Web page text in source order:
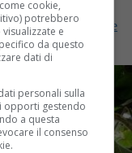
ha affrontato le
cookie,
potrebbero
e
da questo
dati di
personali sulla
opporti gestendo
a questa
il consenso